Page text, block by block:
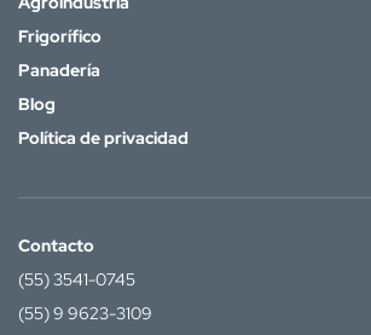
Frigorífico
Panadería
Blog
Política de privacidad
Contacto
(55) 3541-0745
(55) 9 9623-3109